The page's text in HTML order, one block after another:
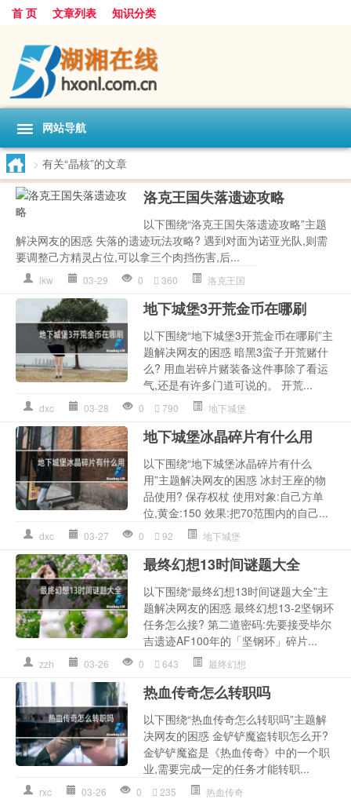
首 页 文章列表 知识分类
网站导航
> 有关“晶核”的文章
洛克王国失落遗迹攻略
以下围绕“洛克王国失落遗迹攻略”主题
解决网友的困惑 失落的遗迹玩法攻略? 遇到对面为诺亚光队,则需
要调整己方精灵占位,可以拿三个肉挡伤害,后...
lkw 03-29 0 360 洛克王国
地下城堡3开荒金币在哪刷
以下围绕“地下城堡3开荒金币在哪刷”主
题解决网友的困惑 暗黑3蛮子开荒赌什
么? 用血岩碎片赌装备这件事除了看运
气,还是有许多门道可说的。 开荒...
dxc 03-28 0 790 地下城堡
地下城堡冰晶碎片有什么用
以下围绕“地下城堡冰晶碎片有什么
用”主题解决网友的困惑 冰封王座的物
品使用? 保存权杖 使用对象:自己方单
位,黄金:150 效果:把70范围内的自己...
dxc 03-27 0 92 地下城堡
最终幻想13时间谜题大全
以下围绕“最终幻想13时间谜题大全”主
题解决网友的困惑 最终幻想13-2坚钢环
任务怎么接? 第二道密码:先要接受毕尔
吉遗迹AF100年的「坚钢环」碎片...
zzh 03-26 0 643 最终幻想
热血传奇怎么转职吗
以下围绕“热血传奇怎么转职吗”主题解
决网友的困惑 金铲铲魔盗转职怎么开?
金铲铲魔盗是《热血传奇》中的一个职
业,需要完成一定的任务才能转职...
rxc 03-26 0 235 热血传奇